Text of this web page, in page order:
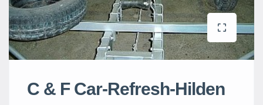
C & F Car-Refresh-Hilden